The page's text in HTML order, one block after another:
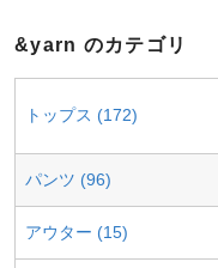
&yarn のカテゴリ
トップス (172)
パンツ (96)
アウター (15)